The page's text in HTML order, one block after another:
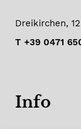
Dreikirchen, 12
T +39 0471
Info